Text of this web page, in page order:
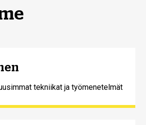
tekniikat ja työmenetelmät